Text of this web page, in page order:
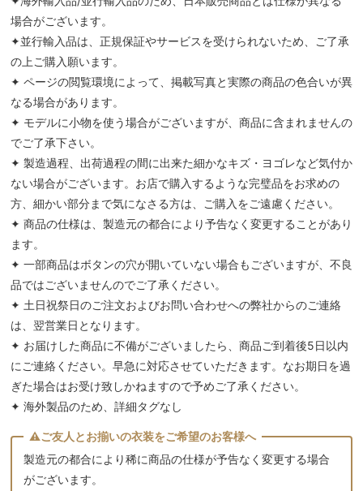
場合がございます。
✦並行輸入品は、正規保証やサービスを受けられないため、ご了承
の上ご購入願います。
✦ ページの閲覧環境によって、掲載写真と実際の商品の色合いが異
なる場合があります。
✦ モデルに小物を使う場合がございますが、商品に含まれませんの
でご了承下さい。
✦ 製造過程、出荷過程の間に出来た細かなキズ・ヨゴレなど気付か
ない場合がございます。お店で購入するような完璧品をお求めの
方、細かい部分まで気になさる方は、ご購入をご遠慮ください。
✦ 商品の仕様は、製造元の都合により予告なく変更することがあり
ます。
✦ 一部商品はボタンの穴が開いていない場合もございますが、不良
品ではございませんのでご了承ください。
✦ 土日祝祭日のご注文およびお問い合わせへの弊社からのご連絡
は、翌営業日となります。
✦ お届けした商品に不備がございましたら、商品ご到着後5日以内
にご連絡ください。早急に対応させていただきます。なお期日を過
ぎた場合はお受け致しかねますので予めご了承ください。
✦ 海外製品のため、詳細タグなし
製造元の都合により稀に商品の仕様が予告なく変更する場合
がございます。